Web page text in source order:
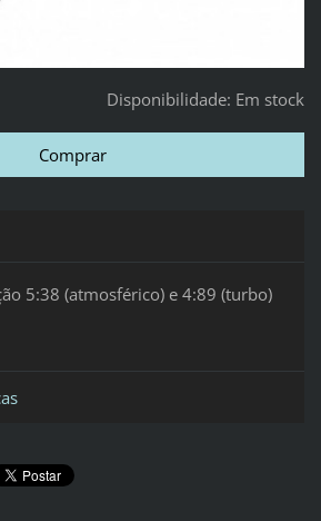
Disponibilidade: Em stock
5:38 (atmosférico) e 4:89 (turbo)